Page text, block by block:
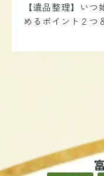
【遺品整理】い
めるポイント２つ